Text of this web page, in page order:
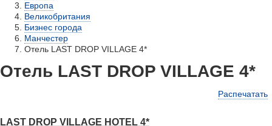
Европа
Великобритания
Бизнес города
Манчестер
Отель LAST DROP VILLAGE 4*
Отель LAST DROP VILLAGE 4*
Распечатать
LAST DROP VILLAGE HOTEL 4*